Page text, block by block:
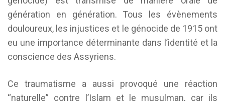
génération en génération. Tous les évènements
douloureux, les injustices et le génocide de 1915 ont
eu une importance déterminante dans l’identité et la
conscience des Assyriens.
Ce traumatisme a aussi provoqué une réaction
“naturelle” contre l’Islam et le musulman, car ils